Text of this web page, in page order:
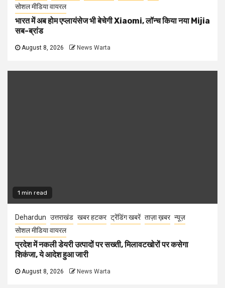
सोशल मीडिया वायरल
भारत में अब होम एप्लायंसेज भी बेचेगी Xiaomi, लॉन्च किया नया Mijia
सब-ब्रांड
August 8, 2026 News Warta
1 min read
Dehardun उत्तराखंड खबर हटकर ट्रेंडिंग खबरें ताज़ा ख़बर न्यूज़
सोशल मीडिया वायरल
प्रदेश में नकली डेयरी उत्पादों पर सख्ती, मिलावटखोरों पर कसेगा
शिकंजा, ये आदेश हुआ जारी
August 8, 2026 News Warta